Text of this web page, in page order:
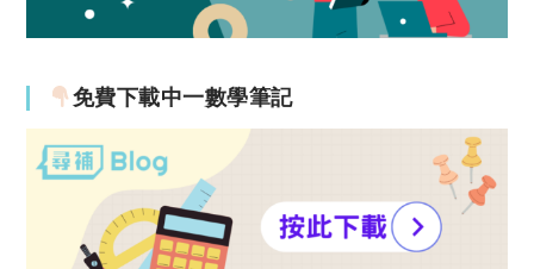
免費下載中一數學筆記